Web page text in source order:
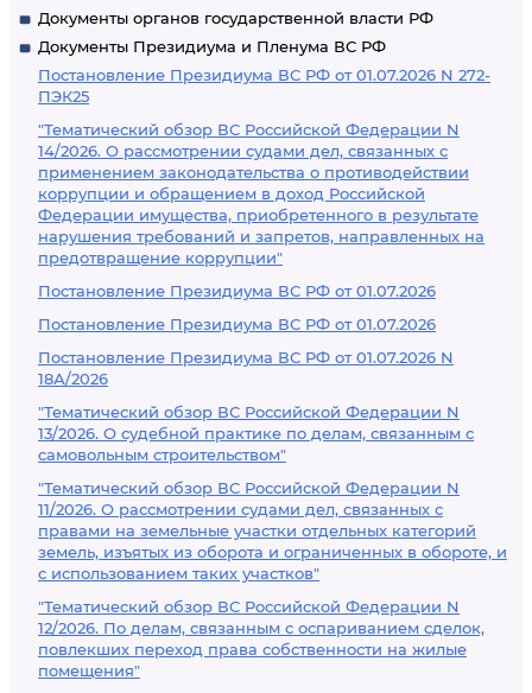
Документы органов государственной власти РФ
Документы Президиума и Пленума ВС РФ
Постановление Президиума ВС РФ от 01.07.2026 N 272-
ПЭК25
"Тематический обзор ВС Российской Федерации N
14/2026. О рассмотрении судами дел, связанных с
применением законодательства о противодействии
коррупции и обращением в доход Российской
Федерации имущества, приобретенного в результате
нарушения требований и запретов, направленных на
предотвращение коррупции"
Постановление Президиума ВС РФ от 01.07.2026
Постановление Президиума ВС РФ от 01.07.2026
Постановление Президиума ВС РФ от 01.07.2026 N
18А/2026
"Тематический обзор ВС Российской Федерации N
13/2026. О судебной практике по делам, связанным с
самовольным строительством"
"Тематический обзор ВС Российской Федерации N
11/2026. О рассмотрении судами дел, связанных с
правами на земельные участки отдельных категорий
земель, изъятых из оборота и ограниченных в обороте, и
с использованием таких участков"
"Тематический обзор ВС Российской Федерации N
12/2026. По делам, связанным с оспариванием сделок,
повлекших переход права собственности на жилые
помещения"